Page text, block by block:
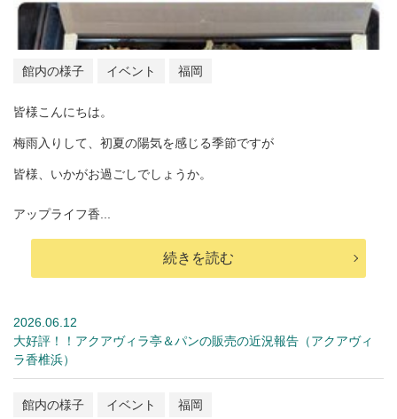
館内の様子 イベント 福岡
皆様こんにちは。
梅雨入りして、初夏の陽気を感じる季節ですが
皆様、いかがお過ごしでしょうか。
アップライフ香...
続きを読む
2026.06.12
大好評！！アクアヴィラ亭＆パンの販売の近況報告（アクアヴィ
ラ香椎浜）
館内の様子 イベント 福岡